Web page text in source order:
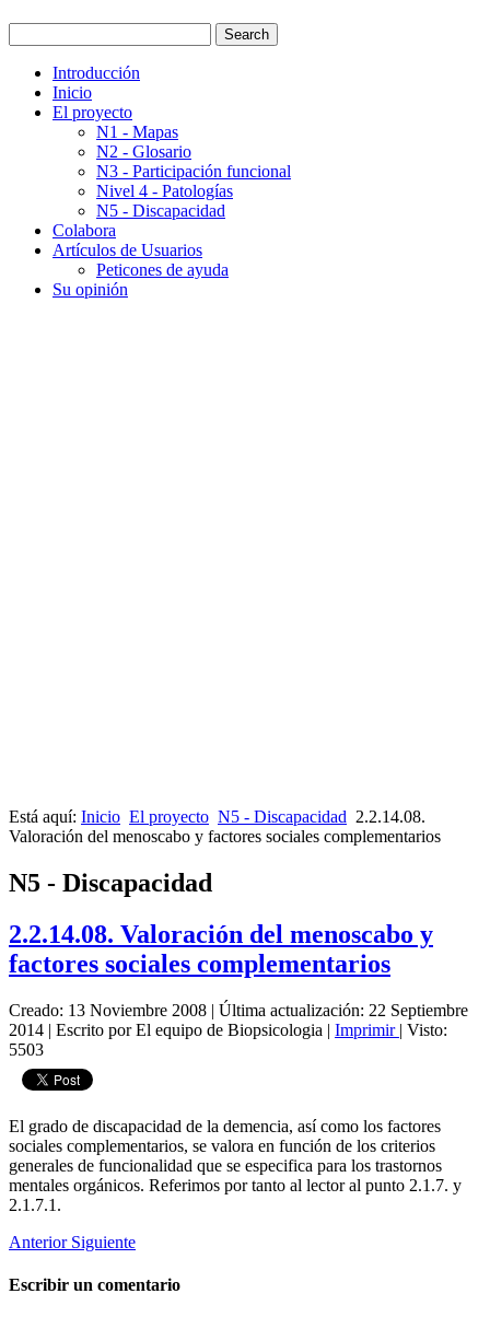
Introducción
Inicio
El proyecto
N1 - Mapas
N2 - Glosario
N3 - Participación funcional
Nivel 4 - Patologías
N5 - Discapacidad
Colabora
Artículos de Usuarios
Peticones de ayuda
Su opinión
Está aquí: Inicio El proyecto N5 - Discapacidad 2.2.14.08.
Valoración del menoscabo y factores sociales complementarios
N5 - Discapacidad
2.2.14.08. Valoración del menoscabo y
factores sociales complementarios
Creado: 13 Noviembre 2008 | Última actualización: 22 Septiembre
2014 | Escrito por El equipo de Biopsicologia | Imprimir | Visto:
5503
El grado de discapacidad de la demencia, así como los factores
sociales complementarios, se valora en función de los criterios
generales de funcionalidad que se especifica para los trastornos
mentales orgánicos. Referimos por tanto al lector al punto 2.1.7. y
2.1.7.1.
Anterior Siguiente
Escribir un comentario